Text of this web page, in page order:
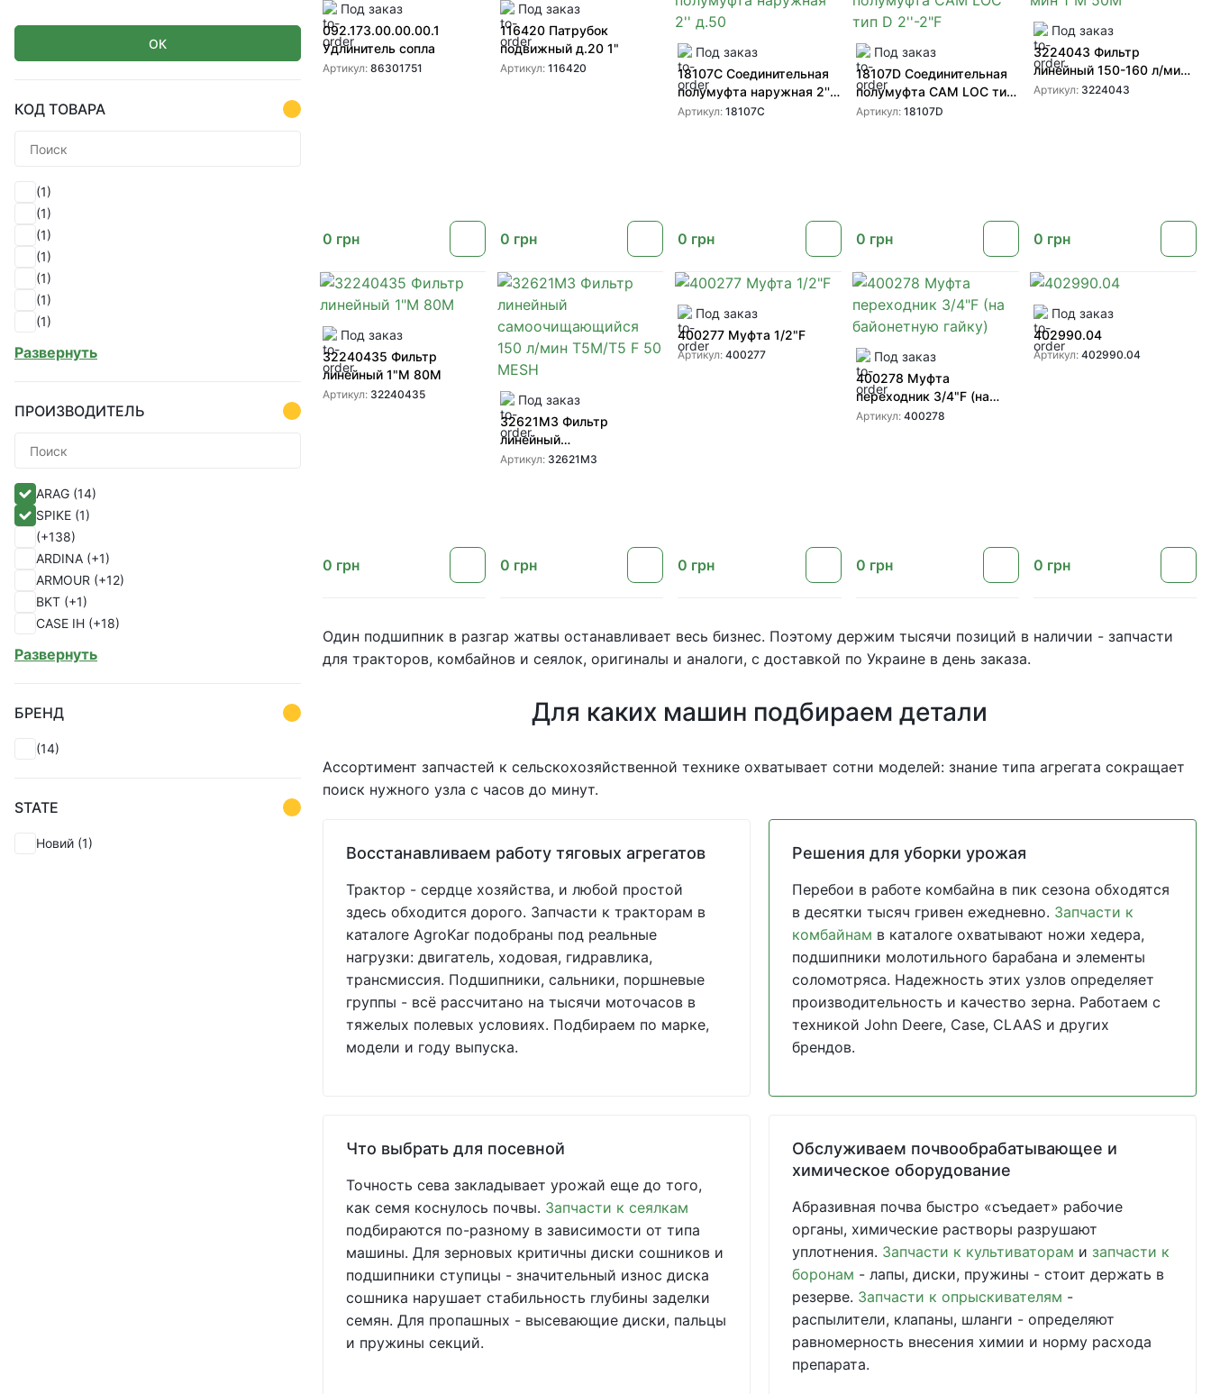
ОК
КОД ТОВАРА
(1)
(1)
(1)
(1)
(1)
(1)
(1)
(1)
(1)
(1)
Развернуть
ПРОИЗВОДИТЕЛЬ
ARAG (14)
SPIKE (1)
(+138)
ARDINA (+1)
ARMOUR (+12)
BKT (+1)
CASE IH (+18)
CHOHO(+28)
EU(+18)
FUCHS
ITALY
John Deere
Развернуть
БРЕНД
(14)
STATE
Новий (1)
Под заказ
092.173.00.00.00.1
Удлинитель сопла
Артикул: 86301751
0 грн
Под заказ
116420 Патрубок
подвижный д.20 1"
Артикул:116420
0 грн
Под заказ
18107C Соединительная
полумуфта наружная 2''
д.50
Артикул:18107C
0 грн
Под заказ
18107D Соединительная
полумуфта CAM LOC тип
D 2''-2"F
Артикул: 18107D
0 грн
Под заказ
3224043 Фильтр
линейный 150-160 л/мин
1"M 50M
Артикул: 3224043
0 грн
Под заказ
32240435 Фильтр
линейный 1"М 80М
Артикул: 32240435
0 грн
Под заказ
32621M3 Фильтр
линейный
самоочищающийся 150
Артикул: 32621M3
0 грн
Под заказ
400277 Муфта 1/2"F
Артикул:400277
0 грн
Под заказ
400278 Муфта
переходник 3/4"F (на
байонетную гайку)
Артикул: 400278
0 грн
Под заказ
402990.04
Артикул: 402990.04
0 грн
Один подшипник в разгар жатвы останавливает весь бизнес. Поэтому держим тысячи позиций в наличии - запчасти
для тракторов, комбайнов и сеялок, оригиналы и аналоги, с доставкой по Украине в день заказа.
Для каких машин подбираем детали
Ассортимент запчастей к сельскохозяйственной технике охватывает сотни моделей: знание типа агрегата сокращает
поиск нужного узла с часов до минут.
Восстанавливаем работу тяговых агрегатов
Трактор - сердце хозяйства, и любой простой
здесь обходится дорого. Запчасти к тракторам в
каталоге AgroKar подобраны под реальные
нагрузки: двигатель, ходовая, гидравлика,
трансмиссия. Подшипники, сальники, поршневые
группы - всё рассчитано на тысячи моточасов в
тяжелых полевых условиях. Подбираем по марке,
модели и году выпуска.
Решения для уборки урожая
Перебои в работе комбайна в пик сезона обходятся
в десятки тысяч гривен ежедневно. Запчасти к
комбайнам в каталоге охватывают ножи хедера,
подшипники молотильного барабана и элементы
соломотряса. Надежность этих узлов определяет
производительность и качество зерна. Работаем с
техникой John Deere, Case, CLAAS и других
брендов.
Что выбрать для посевной
Точность сева закладывает урожай еще до того,
как семя коснулось почвы. Запчасти к сеялкам
подбираются по-разному в зависимости от типа
машины. Для зерновых критичны диски сошников и
подшипники ступицы - значительный износ диска
сошника нарушает стабильность глубины заделки
семян. Для пропашных - высевающие диски, пальцы
и пружины секций.
Обслуживаем почвообрабатывающее и
химическое оборудование
Абразивная почва быстро «съедает» рабочие
органы, химические растворы разрушают
уплотнения. Запчасти к культиваторам и запчасти к
боронам - лапы, диски, пружины - стоит держать в
резерве. Запчасти к опрыскивателям -
распылители, клапаны, шланги - определяют
равномерность внесения химии и норму расхода
препарата.